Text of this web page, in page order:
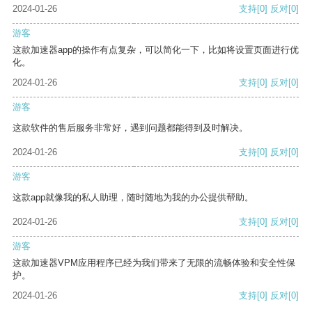
2024-01-26
支持[0] 反对[0]
游客
这款加速器app的操作有点复杂，可以简化一下，比如将设置页面进行优
化。
2024-01-26
支持[0] 反对[0]
游客
这款软件的售后服务非常好，遇到问题都能得到及时解决。
2024-01-26 支持[0] 反对[0]
游客
这款app就像我的私人助理，随时随地为我的办公提供帮助。
2024-01-26 支持[0] 反对[0]
游客
这款加速器VPM应用程序已经为我们带来了无限的流畅体验和安全性保
护。
2024-01-26
支持[0] 反对[0]